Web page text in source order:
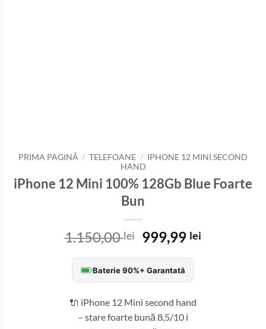
PRIMA PAGINĂ / TELEFOANE / IPHONE 12 MINI SECOND
HAND
iPhone 12 Mini 100% 128Gb Blue Foarte
Bun
1.150,00lei
Prețul
inițial
a
fost:
999,99 lei
Baterie 90%+ Garantată
🔌 iPhone 12 Mini second hand
– stare foarte bună 8,5/10 ℹ️